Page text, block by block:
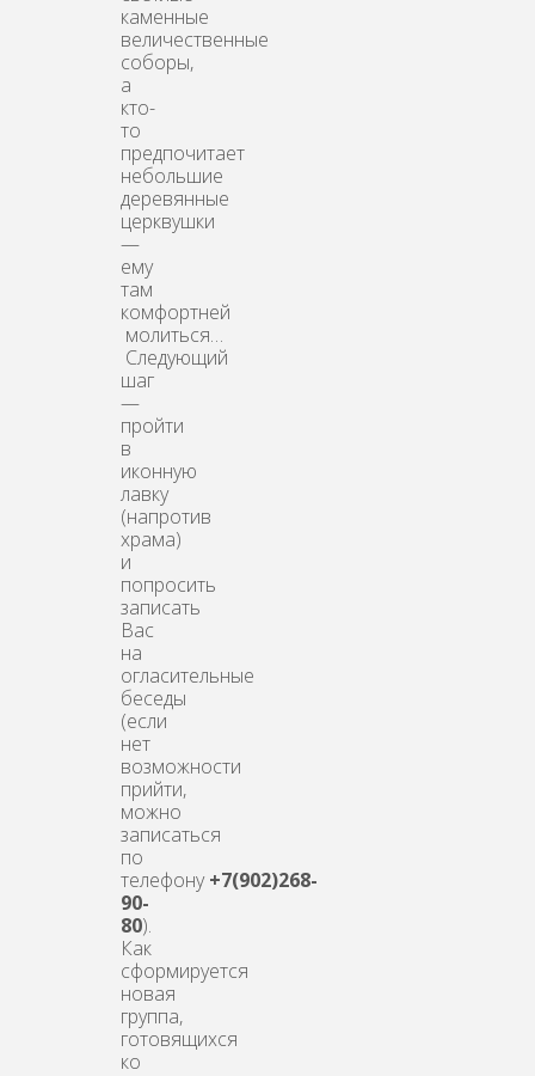
каменные
величественные
соборы,
а
кто-
то
предпочитает
небольшие
деревянные
церквушки
—
ему
там
комфортней
молиться…
Следующий
шаг
—
пройти
в
иконную
лавку
(напротив
храма)
и
попросить
записать
Вас
на
огласительные
беседы
(если
нет
возможности
прийти,
можно
записаться
по
телефону+7(902)268-
90-
80).
Как
сформируется
новая
группа,
готовящихся
ко